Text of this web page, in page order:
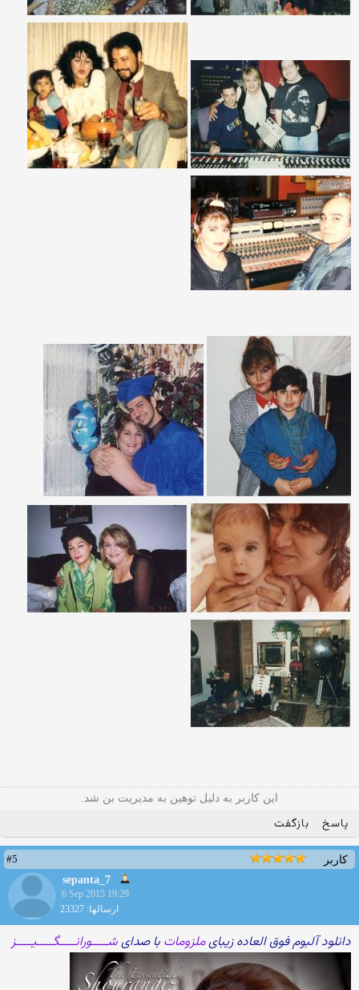
این کاربر به دلیل توهین به مدیریت بن شد.
پاسخ بازگفت
کاربر
#5
sepanta_7
6 Sep 2015 19:29
ارسالها: 23327
دانلود آلبوم فوق العاده زیبایملزومات با صدایشـــــورانـــــگـــــیـــــز